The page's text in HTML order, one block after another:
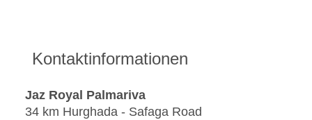
Kontaktinformationen
Jaz Royal Palmariva
34 km Hurghada - Safaga Road